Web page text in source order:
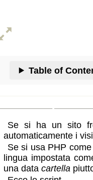
Table of
Se si ha un sito
automaticamente i
Se si usa PHP
lingua impostata
una data cartella